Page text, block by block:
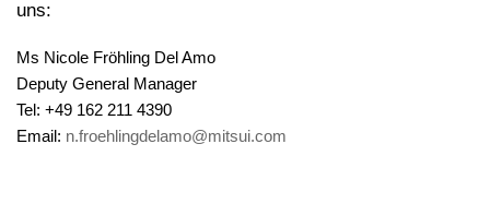
uns:
Ms Nicole Fröhling Del Amo
Deputy General Manager
Tel: +49 162 211 4390
Email: n.froehlingdelamo@mitsui.com